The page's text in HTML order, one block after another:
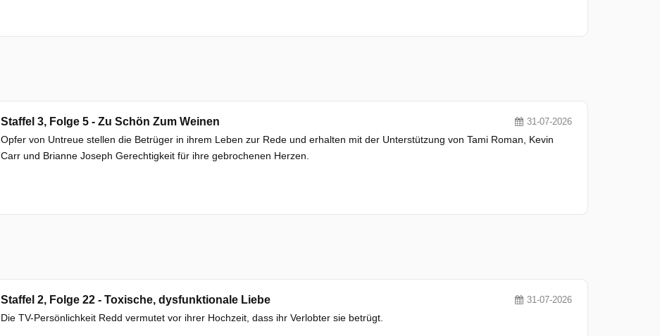
Staffel 3, Folge 5 - Zu Schön Zum Weinen 31-07-2026
Opfer von Untreue stellen die Betrüger in ihrem Leben zur Rede und erhalten mit der Unterstützung von Tami Roman, Kevin
Carr und Brianne Joseph Gerechtigkeit für ihre gebrochenen Herzen.
Staffel 2, Folge 22 - Toxische, dysfunktionale Liebe 31-07-2026
Die TV-Persönlichkeit Redd vermutet vor ihrer Hochzeit, dass ihr Verlobter sie betrügt.